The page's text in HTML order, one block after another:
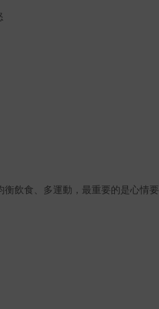
衡飲食、多運動，最重要的是心情